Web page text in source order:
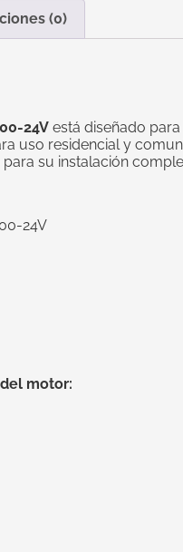
(0)
24V está diseñado
uso residencial y
su instalación
24V
motor: